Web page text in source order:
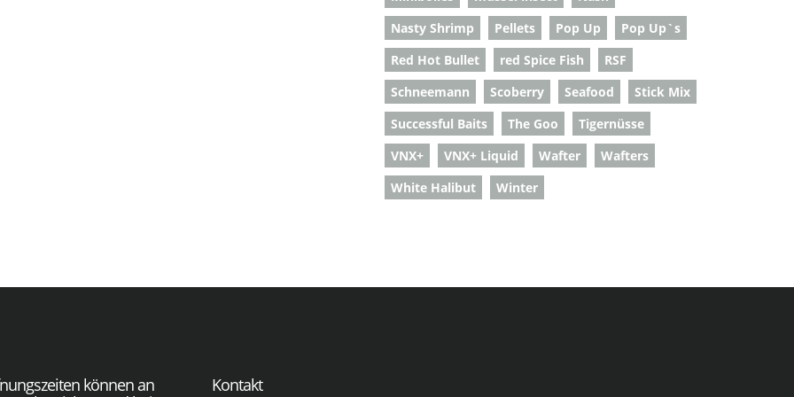
Nasty Shrimp
Pellets Pop Up
Pop Up`s
Red Hot Bullet
red Spice Fish
RSF
Schneemann
Scoberry Seafood
Stick Mix
Successful Baits
The Goo
Tigernüsse
VNX+
VNX+ Liquid Wafter
Wafters
White Halibut
Winter
können an
Kontakt